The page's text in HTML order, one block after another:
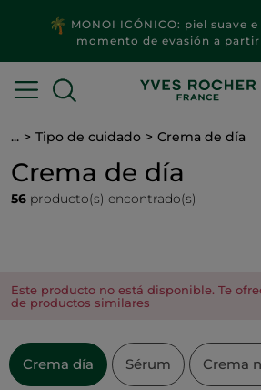
2x1MAQUILLAJE &
... Tipo de cuidado Crema de día
Crema de día
56 producto(s) encontrado(s)
Este producto no está disponible. Te
de productos similares
Crema día Sérum Crema